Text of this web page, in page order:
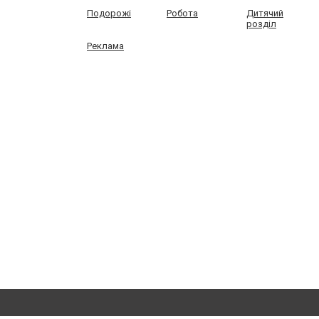
Подорожі Робота
Дитячий
розділ
Реклама